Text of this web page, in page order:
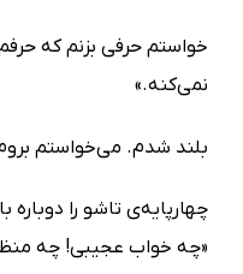
خواستم حرفی بزنم که
نمی‌کنه.»
بلند شدم. می‌خواستم
چهارپایه‌ی تاشو را
«چه خواب عجیبی! چه